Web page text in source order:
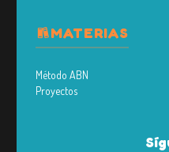
MATERIAS
Método ABN
Proyectos